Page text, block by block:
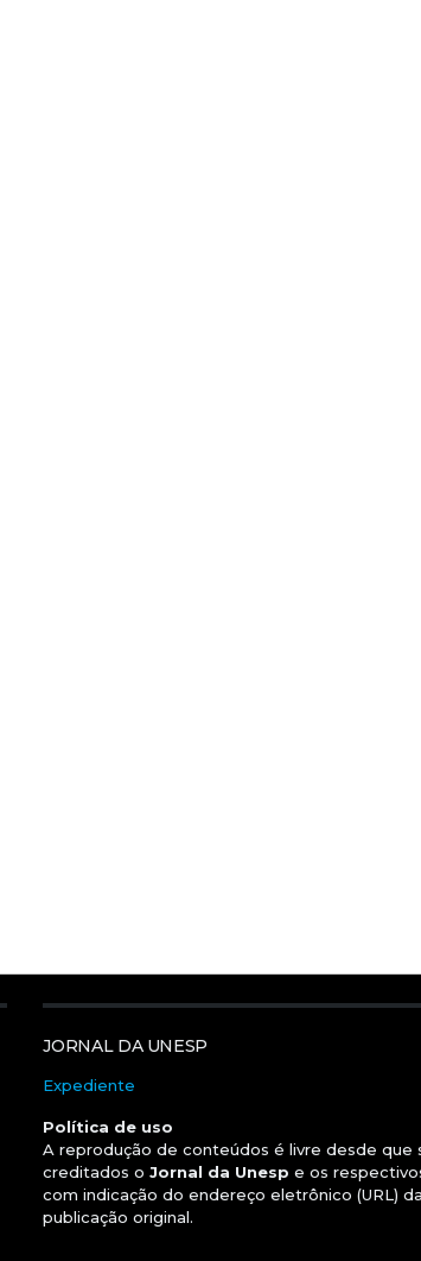
JORNAL DA UNESP
Expediente
Política de uso
A reprodução de conteúdos é livre desde que
creditados oJornal da Unesp e os
com indicação do endereço eletrônico (URL) da
publicação original.